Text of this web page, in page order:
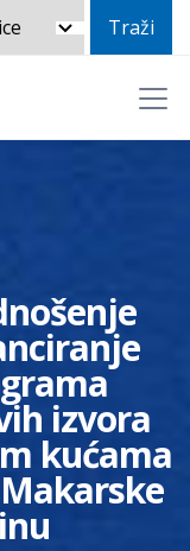
izvora
kućama